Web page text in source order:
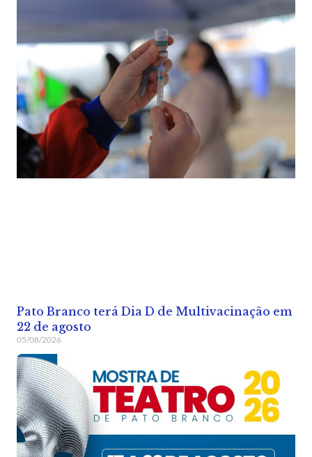
Pato Branco terá Dia D de Multivacinação em
22 de agosto
05/08/2026